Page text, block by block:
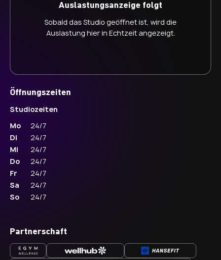
Auslastungsanzeige folgt
Sobald das Studio geöffnet ist, wird die
Auslastung hier in Echtzeit angezeigt.
Öffnungszeiten
Studiozeiten
Mo
24/7
Di
24/7
Mi
24/7
Do
24/7
Fr
24/7
Sa
24/7
So
24/7
Partnerschaft